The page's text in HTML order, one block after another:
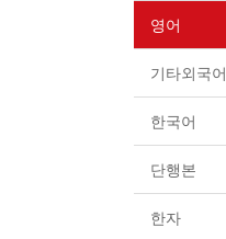
영어
기타외국어
한국어
단행본
한자